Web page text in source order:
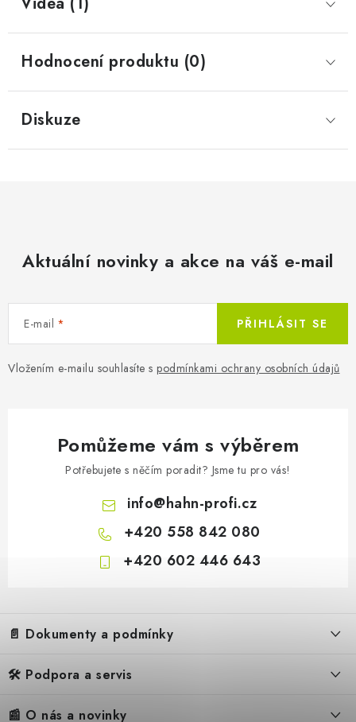
Hodnocení produktu (0)
Diskuze
Aktuální novinky a akce na váš e-mail
E-mail
Vložením e-mailu souhlasíte s podmínkami ochrany osobních údajů
PŘIHLÁSIT SE
Pomůžeme vám s výběrem
Potřebujete s něčím poradit? Jsme tu pro vás!
info@hahn-profi.cz
+420 558 842 080
+420 602 446 643
a
t
📄 Dokumenty a podmínky
Obchodní podmínky
🛠️ Podpora a servis
FAQ – Často kladené otázky
📰 O nás a novinky